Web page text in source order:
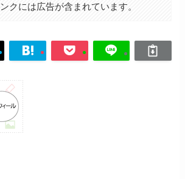
クには広告が含まれています。